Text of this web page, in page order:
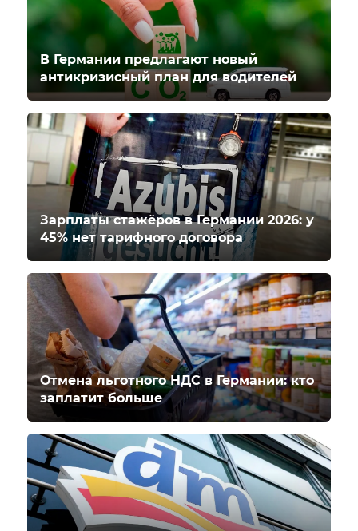
В Германии предлагают новый
антикризисный план для водителей
Зарплаты стажёров в Германии 2026: у
45% нет тарифного договора
Отмена льготного НДС в Германии: кто
заплатит больше